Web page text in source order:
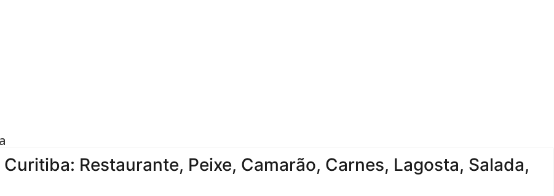
Restaurante, Peixe, Camarão, Carnes, Lagosta, Salada,